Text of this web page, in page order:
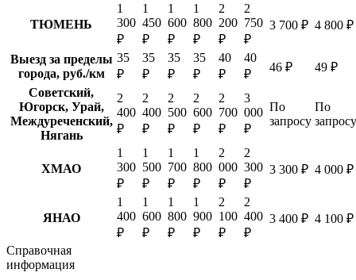
ТЮМЕНЬ
1
300
₽
1
450
₽
1
600
₽
1
800
₽
2
200
₽
2
750
₽
3 700 ₽ 4 800 ₽
Выезд за пределы
города, руб./км
35
₽
35
₽
35
₽
35
₽
40
₽
40
₽
46 ₽
49 ₽
Советский,
Югорск, Урай,
Междуреченский,
Нягань
2
400
₽
2
400
₽
2
500
₽
2
600
₽
2
700
₽
3
000
₽
По
запросу
По
запросу
ХМАО
1
300
₽
1
500
₽
1
700
₽
1
800
₽
2
000
₽
2
300
₽
3 300 ₽ 4 000 ₽
ЯНАО
1
400
₽
1
600
₽
1
800
₽
1
900
₽
2
100
₽
2
400
₽
3 400 ₽ 4 100 ₽
Справочная
информация